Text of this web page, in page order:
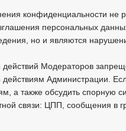
конфиденциальности не
персональных
но и являются
Модераторов
Администрации.
а также обсудить спорную
связи: ЦПП, сообщения в